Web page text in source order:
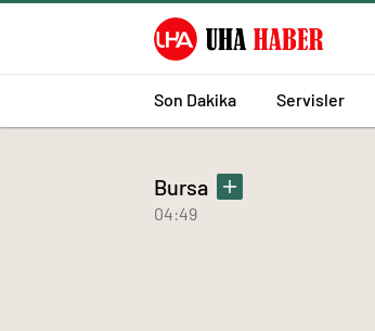
Son Dakika Servisler
Bursa
04:49